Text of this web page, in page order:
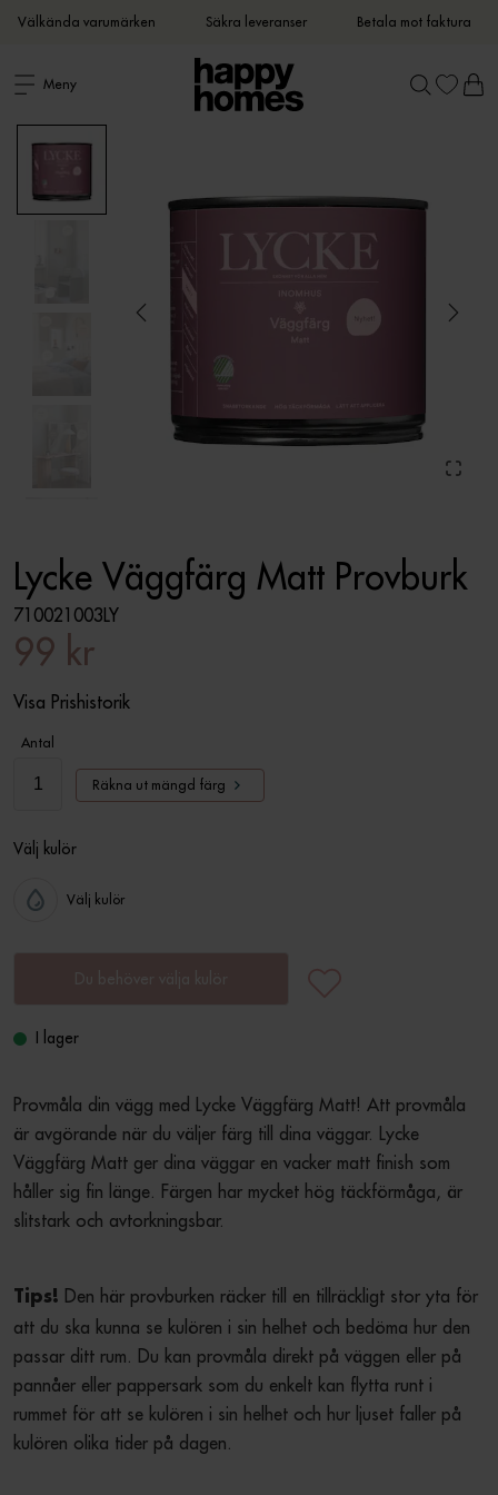
Välkända varumärken Säkra leveranser Betala mot faktura
Meny
Lycke Väggfärg Matt Provburk
710021003LY
99 kr
Visa Prishistorik
Antal
Räkna ut mängd färg
Välj kulör
Välj kulör
I lager
Provmåla din vägg med Lycke Väggfärg Matt! Att provmåla
är avgörande när du väljer färg till dina väggar. Lycke
Väggfärg Matt ger dina väggar en vacker matt finish som
håller sig fin länge. Färgen har mycket hög täckförmåga, är
slitstark och avtorkningsbar.
Tips! Den här provburken räcker till en tillräckligt stor yta för
att du ska kunna se kulören i sin helhet och bedöma hur den
passar ditt rum. Du kan provmåla direkt på väggen eller på
pannåer eller pappersark som du enkelt kan flytta runt i
rummet för att se kulören i sin helhet och hur ljuset faller på
kulören olika tider på dagen.